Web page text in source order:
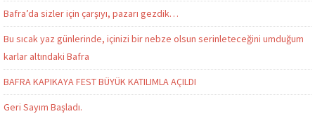
Bafra’da sizler için çarşıyı, pazarı gezdik…
Bu sıcak yaz günlerinde, içinizi bir nebze olsun serinleteceğini umduğum
karlar altındaki Bafra
BAFRA KAPIKAYA FEST BÜYÜK KATILIMLA AÇILDI
Geri Sayım Başladı.